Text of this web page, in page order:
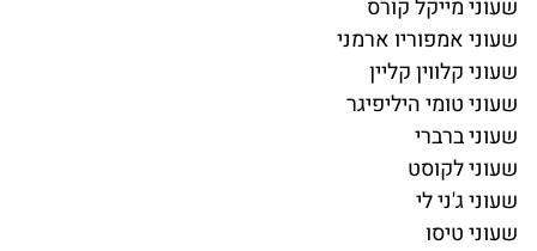
שעוני מייקל קורס
שעוני אמפוריו ארמני
שעוני קלווין קליין
שעוני טומי היליפיגר
שעוני ברברי
שעוני לקוסט
שעוני ג'ני לי
שעוני טיסו